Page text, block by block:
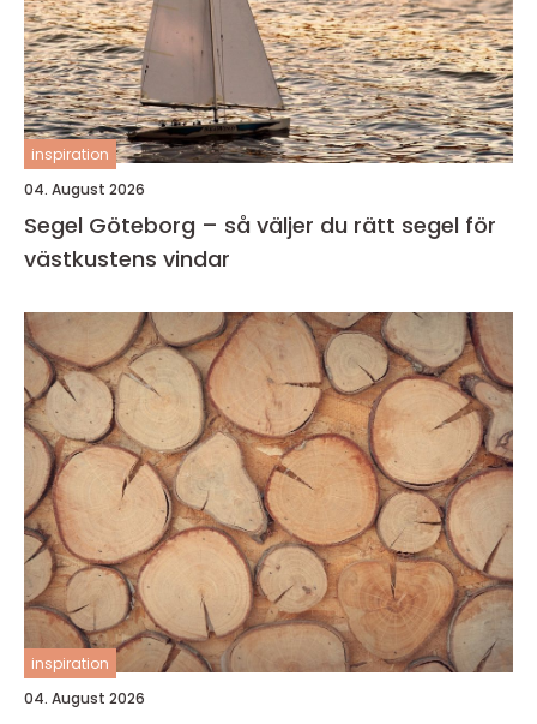
inspiration
04. August 2026
Segel Göteborg – så väljer du rätt segel för
västkustens vindar
inspiration
04. August 2026